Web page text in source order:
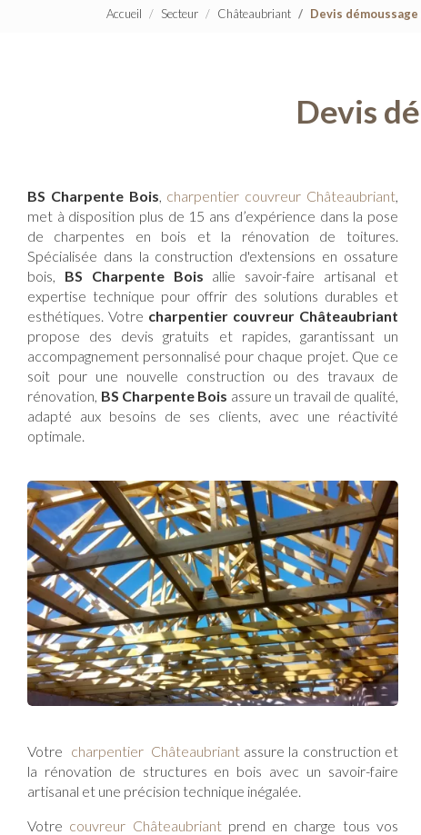
Accueil Secteur Châteaubriant Devis
Devis
BS Charpente Bois, charpentier couvreur Châteaubriant,
met à disposition plus de 15 ans d’expérience dans la pose
de charpentes en bois et la rénovation de toitures.
Spécialisée dans la construction d'extensions en ossature
bois, BS Charpente Bois allie savoir-faire artisanal et
expertise technique pour offrir des solutions durables et
esthétiques. Votre charpentier couvreur Châteaubriant
propose des devis gratuits et rapides, garantissant un
accompagnement personnalisé pour chaque projet. Que ce
soit pour une nouvelle construction ou des travaux de
rénovation, BS Charpente Bois assure un travail de qualité,
adapté aux besoins de ses clients, avec une réactivité
optimale.
Votre charpentier Châteaubriant assure la construction et
la rénovation de structures en bois avec un savoir-faire
artisanal et une précision technique inégalée.
Votre couvreur Châteaubriantprend en charge tous vos